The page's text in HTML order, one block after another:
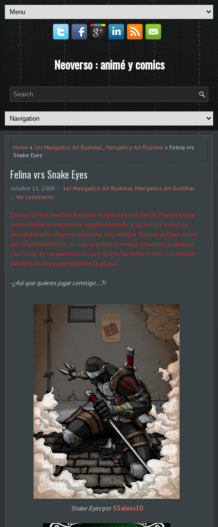
Neoverso : animé y comics
Home » 1er Mangatico Art Budokai , Mangatico Art Budokai » Felina vrs
Snake Eyes
Felina vrs Snake Eyes
octubre 11, 2009 1er Mangatico Art Budokai, Mangatico Art Budokai
No comments
En uno de los muchos bosques tropicales del Tercer Planeta, una
joven felina se encuentra vagabundeando a su antojo sobre su
aeroplaneador. Repentinamente, sus reflejos felinos actúan antes
que el pensamiento, lo cual le permite evadir a tiempo el ataque
casi letal de un guerrero oscuro que la ha emboscado. Sin mediar
palabra, el ninja nuevamente la ataca...
-¿Así que quieres jugar conmigo...?!
Snake Eyespor SSalexs10